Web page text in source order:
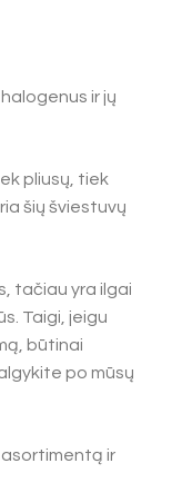
ir jų
pliusų, tiek
šių šviestuvų
tačiau yra ilgai
Taigi, jeigu
būtinai
po mūsų
asortimentą ir